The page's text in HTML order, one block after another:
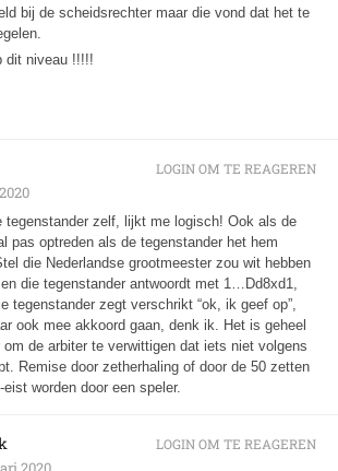
bij de scheidsrechter maar die vond dat het te
dit niveau !!!!!
tegenstander zelf, lijkt me logisch! Ook als de
pas optreden als de tegenstander het hem
die Nederlandse grootmeester zou wit hebben
die tegenstander antwoordt met 1…Dd8xd1,
tegenstander zegt verschrikt “ok, ik geef op”,
ook mee akkoord gaan, denk ik. Het is geheel
om de arbiter te verwittigen dat iets niet volgens
Remise door zetherhaling of door de 50 zetten
worden door een speler.
LOGIN OM TE REAGEREN
LOGIN OM TE REAGEREN